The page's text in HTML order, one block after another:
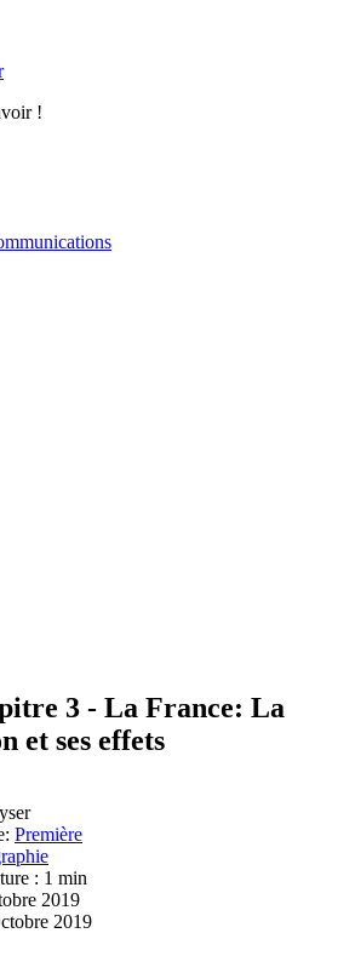
!
3 - La France: La
et ses effets
Première
: 1 min
2019
2019